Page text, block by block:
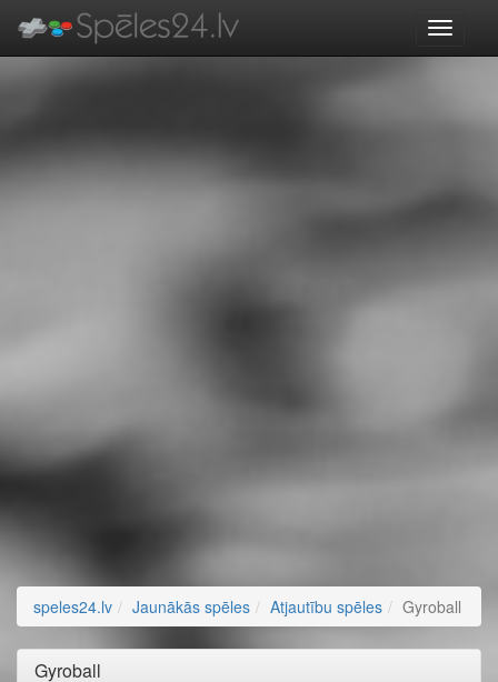
speles24.lv Jaunākās spēles Atjautību spēles Gyroball
Gyroball